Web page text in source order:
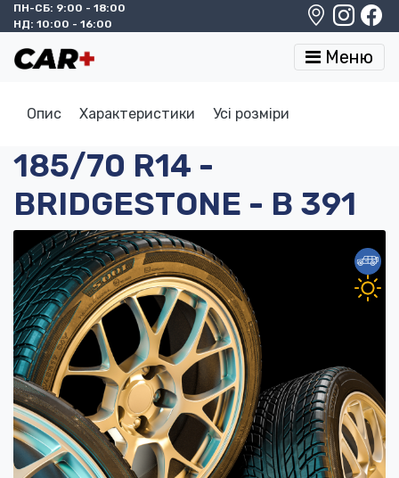
ПН-СБ: 9:00 - 18:00
НД: 10:00 - 16:00
Меню
Опис Характеристики Усі розміри
185/70 R14 -
BRIDGESTONE - B 391